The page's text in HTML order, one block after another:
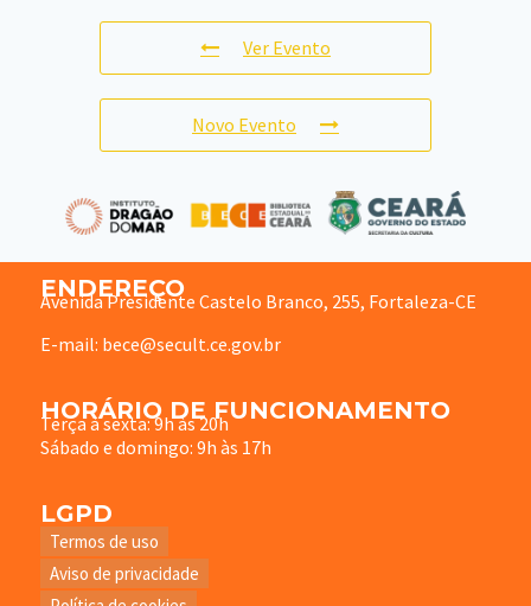
Ver Evento
Novo Evento
ENDEREÇO
Avenida Presidente Castelo Branco, 255, Fortaleza-CE
E-mail: bece@secult.ce.gov.br
HORÁRIO DE FUNCIONAMENTO
Terça à sexta: 9h às 20h
Sábado e domingo: 9h às 17h
LGPD
Termos de uso
Aviso de privacidade